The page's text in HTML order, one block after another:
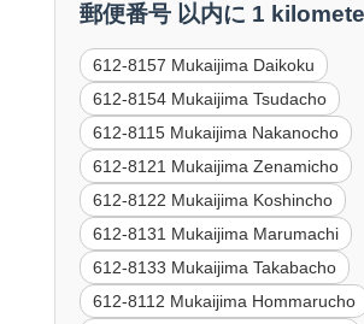
郵便番号 以内に 1
612-8157 Mukaijima Daikoku
612-8154 Mukaijima Tsudacho
612-8115 Mukaijima Nakanocho
612-8121 Mukaijima Zenamicho
612-8122 Mukaijima Koshincho
612-8131 Mukaijima Marumachi
612-8133 Mukaijima Takabacho
612-8112 Mukaijima Hommarucho